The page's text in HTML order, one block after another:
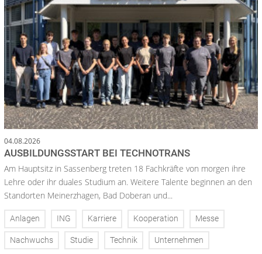
04.08.2026
AUSBILDUNGSSTART BEI TECHNOTRANS
Am Hauptsitz in Sassenberg treten 18 Fachkräfte von morgen ihre
Lehre oder ihr duales Studium an. Weitere Talente beginnen an den
Standorten Meinerzhagen, Bad Doberan und...
Anlagen ING Karriere Kooperation Messe
Nachwuchs Studie Technik Unternehmen